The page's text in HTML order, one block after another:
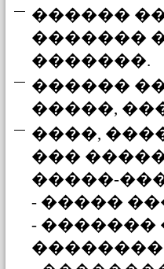
������
�������
�������.
������
�����,
����,
���
�����-
- �����
- �������